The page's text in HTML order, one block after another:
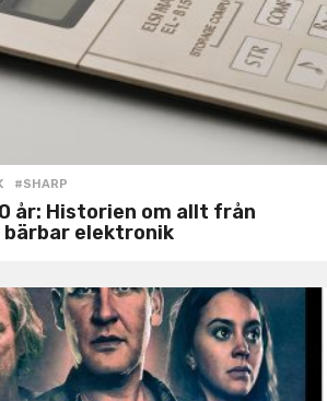
,#SHARP
år: Historien om allt från
elektronik